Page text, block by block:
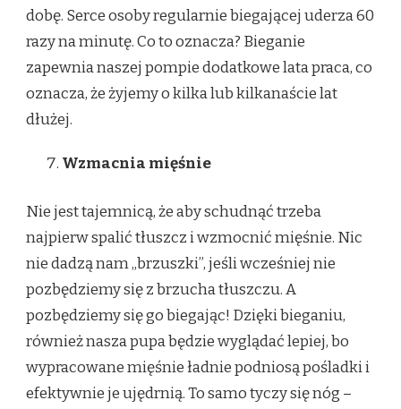
dobę. Serce osoby regularnie biegającej uderza 60
razy na minutę. Co to oznacza? Bieganie
zapewnia naszej pompie dodatkowe lata praca, co
oznacza, że żyjemy o kilka lub kilkanaście lat
dłużej.
Wzmacnia mięśnie
Nie jest tajemnicą, że aby schudnąć trzeba
najpierw spalić tłuszcz i wzmocnić mięśnie. Nic
nie dadzą nam „brzuszki”, jeśli wcześniej nie
pozbędziemy się z brzucha tłuszczu. A
pozbędziemy się go biegając! Dzięki bieganiu,
również nasza pupa będzie wyglądać lepiej, bo
wypracowane mięśnie ładnie podniosą pośladki i
efektywnie je ujędrnią. To samo tyczy się nóg –